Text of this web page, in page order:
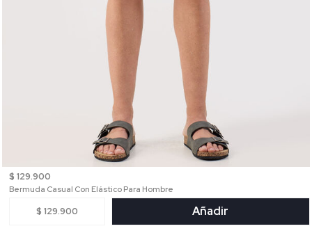
$ 129.900
Bermuda Casual Con Elástico Para Hombre
$ 129.900 Añadir